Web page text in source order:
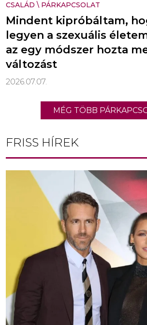
CSALÁD \ PÁRKAPCSOLAT
Mindent kipróbáltam,
legyen a szexuális
az egy módszer hozta
változást
2026.07.07.
MÉG TÖBB
FRISS HÍREK